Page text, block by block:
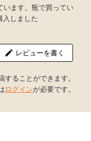
います。瓶で買ってい
入しました
レビューを書く
ることができます。
ログインが必要です。